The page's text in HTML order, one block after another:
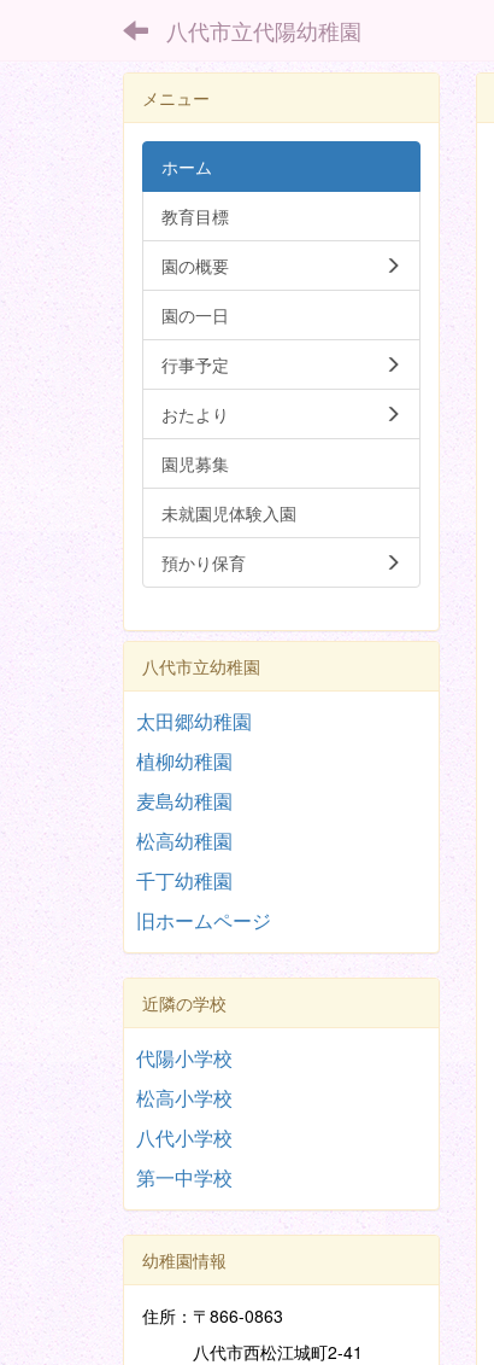
八代市立代陽幼稚園
メニュー
ホーム
教育目標
園の概要
園の一日
行事予定
おたより
園児募集
未就園児体験入園
預かり保育
八代市立幼稚園
太田郷幼稚園
植柳幼稚園
麦島幼稚園
松高幼稚園
千丁幼稚園
旧ホームページ
近隣の学校
代陽小学校
松高小学校
八代小学校
第一中学校
幼稚園情報
住所：〒866-0863
八代市西松江城町2-41